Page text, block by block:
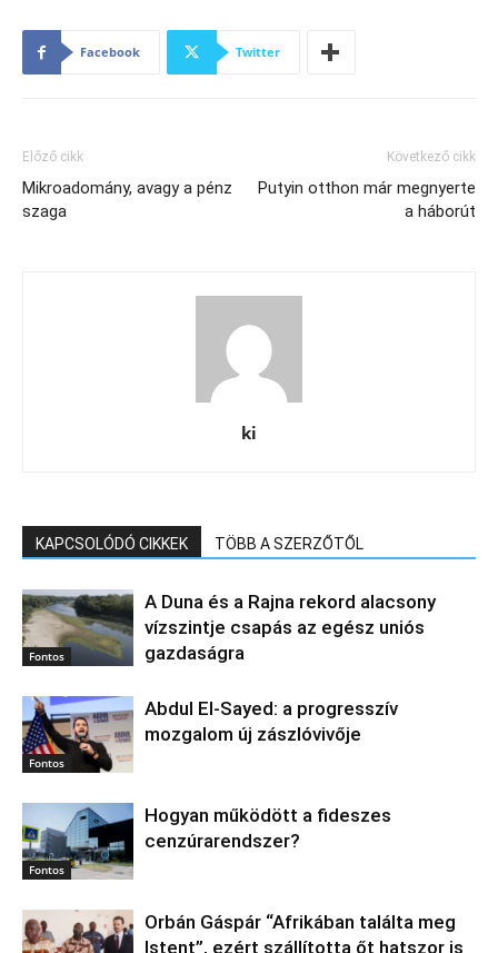
Facebook Twitter
Előző cikk
Mikroadomány, avagy a pénz
szaga
Következő cikk
Putyin otthon már megnyerte
a háborút
ki
KAPCSOLÓDÓ CIKKEK TÖBB A SZERZŐTŐL
Fontos
A Duna és a Rajna rekord alacsony
vízszintje csapás az egész uniós
gazdaságra
Fontos
Abdul El‑Sayed: a progresszív
mozgalom új zászlóvivője
Fontos
Hogyan működött a fideszes
cenzúrarendszer?
Orbán Gáspár “Afrikában találta meg
Istent”, ezért szállította őt hatszor is